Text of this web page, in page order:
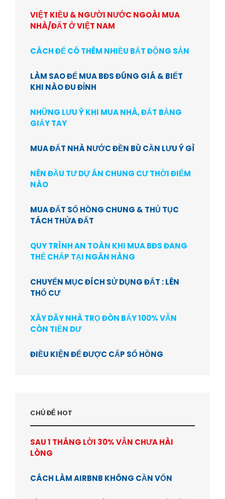
VIỆT KIỀU & NGƯỜI NƯỚC NGOÀI MUA
NHÀ/ĐẤT Ở VIỆT NAM
CÁCH ĐỂ CÓ THÊM NHIỀU BẤT ĐỘNG SẢN
LÀM SAO ĐỂ MUA BĐS ĐÚNG GIÁ & BIẾT
KHI NÀO ĐU ĐỈNH
NHỮNG LƯU Ý KHI MUA NHÀ, ĐẤT BẰNG
GIẤY TAY
MUA ĐẤT NHÀ NƯỚC ĐỀN BÙ CẦN LƯU Ý GÌ
NÊN ĐẦU TƯ DỰ ÁN CHUNG CƯ THỜI ĐIỂM
NÀO
MUA ĐẤT SỔ HỒNG CHUNG & THỦ TỤC
TÁCH THỬA ĐẤT
QUY TRÌNH AN TOÀN KHI MUA BĐS ĐANG
THẾ CHẤP TẠI NGÂN HÀNG
CHUYỂN MỤC ĐÍCH SỬ DỤNG ĐẤT : LÊN
THỔ CƯ
XÂY DÃY NHÀ TRỌ ĐÒN BẨY 100% VẪN
CÒN TIỀN DƯ
ĐIỀU KIỆN ĐỂ ĐƯỢC CẤP SỔ HỒNG
CHỦ ĐỂ HOT
SAU 1 THÁNG LỜI 30% VẪN CHƯA HÀI
LÒNG
CÁCH LÀM AIRBNB KHÔNG CẦN VỐN